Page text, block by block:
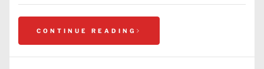
CONTINUE READING